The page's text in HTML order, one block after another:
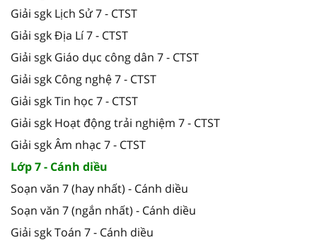
Giải sgk Lịch Sử 7 - CTST
Giải sgk Địa Lí 7 - CTST
Giải sgk Giáo dục công dân 7 - CTST
Giải sgk Công nghệ 7 - CTST
Giải sgk Tin học 7 - CTST
Giải sgk Hoạt động trải nghiệm 7 - CTST
Giải sgk Âm nhạc 7 - CTST
Lớp 7 - Cánh diều
Soạn văn 7 (hay nhất) - Cánh diều
Soạn văn 7 (ngắn nhất) - Cánh diều
Giải sgk Toán 7 - Cánh diều